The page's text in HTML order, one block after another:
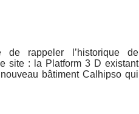
de rappeler l’historique de
site : la Platform 3 D existant
bâtiment Calhipso qui